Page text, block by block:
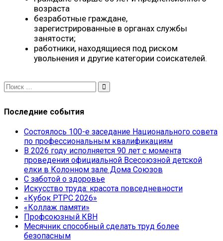
возраста
безработные граждане,
зарегистрированные в органах службы
занятости;
работники, находящиеся под риском
увольнения и другие категории соискателей.
Последние события
Состоялось 100-е заседание Национального совета
по профессиональным квалификациям
В 2026 году исполняется 90 лет с момента
проведения официальной Всесоюзной детской
елки в Колонном зале Дома Союзов
С заботой о здоровье
Искусство труда: красота повседневности
«Кубок РТРС 2026»
«Коллаж памяти»
Профсоюзный КВН
Месячник способный сделать труд более
безопасным